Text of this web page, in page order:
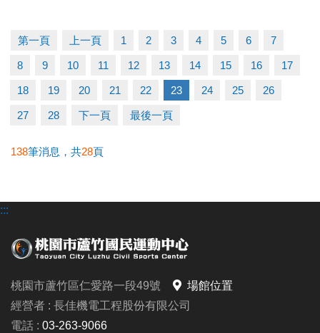
若有相關問題，請不吝撥打03-2639066 #115、116
第一頁 上一頁 1 2 3 4 5 6 7
8 9 10 11 12 13 14 15 16 17
18 19 20 21 22 23 24 25 26
27 28 下一頁 最後一頁
138筆消息，共28頁
:::
桃園市蘆竹區仁愛路一段49號
場館位置
經營者 : 長佳機電工程股份有限公司
電話 : 03-263-9066